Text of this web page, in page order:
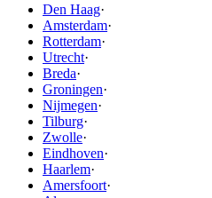
Den Haag·
Amsterdam·
Rotterdam·
Utrecht·
Breda·
Groningen·
Nijmegen·
Tilburg·
Zwolle·
Eindhoven·
Haarlem·
Amersfoort·